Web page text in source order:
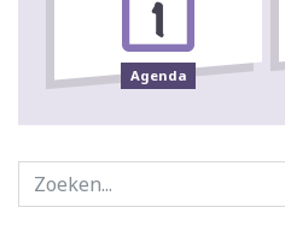
Agenda